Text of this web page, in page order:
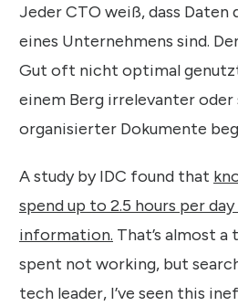
Jeder CTO weiß, dass
eines Unternehmens sind.
Gut oft nicht optimal
einem Berg irrelevanter
organisierter Dokumente
A study by IDC found that
spend up to 2.5 hours per
information. That’s almost
spent not working, but
tech leader, I’ve seen this